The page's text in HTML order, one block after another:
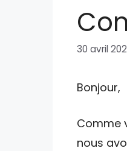
30 avril
Bonjour,
Comme
nous